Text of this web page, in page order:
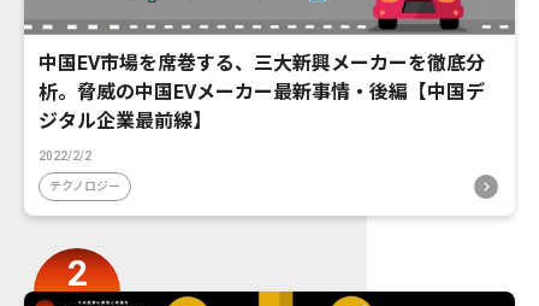
中国EV市場を席巻する、三大新興メーカーを徹底分
析。脅威の中国EVメーカー最新事情・後編【中国デ
ジタル企業最前線】
2022/2/2
テクノロジー